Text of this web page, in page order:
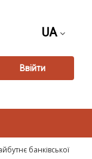
UA
Ввійти
банківської